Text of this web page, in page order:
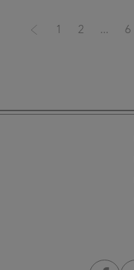
1 2 ... 6